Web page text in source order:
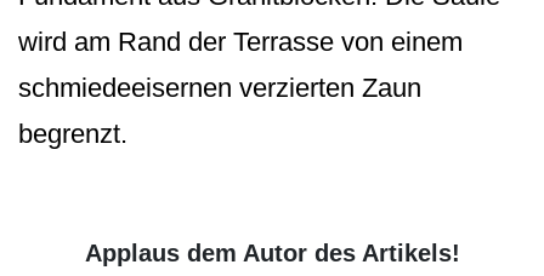
wird am Rand der Terrasse von einem
schmiedeeisernen verzierten Zaun
begrenzt.
Applaus dem Autor des Artikels!